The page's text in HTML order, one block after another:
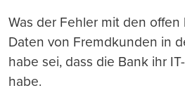
Was der Fehler mit den
Daten von Fremdkunden in
habe sei, dass die Bank ihr
habe.